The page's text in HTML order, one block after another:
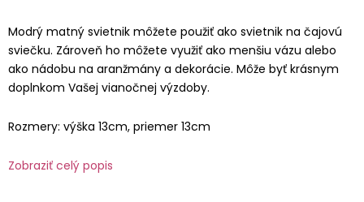
Modrý matný svietnik môžete použiť ako svietnik na čajovú
sviečku. Zároveň ho môžete využiť ako menšiu vázu alebo
ako nádobu na aranžmány a dekorácie. Môže byť krásnym
doplnkom Vašej vianočnej výzdoby.
Rozmery: výška 13cm, priemer 13cm
Zobraziť celý popis